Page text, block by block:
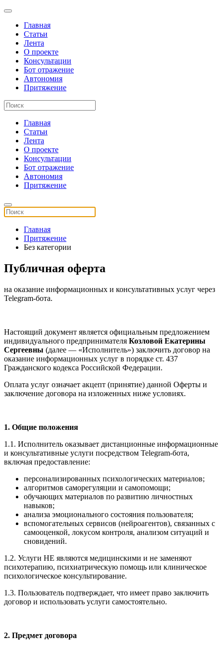
Главная
Статьи
Лента
О проекте
Консультации
Бот отражение
Автономия
Притяжение
Главная
Статьи
Лента
О проекте
Консультации
Бот отражение
Автономия
Притяжение
Главная
Притяжение
Без категории
Публичная оферта
на оказание информационных и консультативных услуг через
Telegram-бота.
Настоящий документ является официальным предложением
индивидуального предпринимателя Козловой Екатерины
Сергеевны (далее — «Исполнитель») заключить договор на
оказание информационных услуг в порядке ст. 437
Гражданского кодекса Российской Федерации.
Оплата услуг означает акцепт (принятие) данной Оферты и
заключение договора на изложенных ниже условиях.
1. Общие положения
1.1. Исполнитель оказывает дистанционные информационные
и консультативные услуги посредством Telegram-бота,
включая предоставление:
персонализированных психологических материалов;
алгоритмов саморегуляции и самопомощи;
обучающих материалов по развитию личностных
навыков;
анализа эмоционального состояния пользователя;
вспомогательных сервисов (нейроагентов), связанных с
самооценкой, локусом контроля, анализом ситуаций и
сновидений.
1.2. Услуги НЕ являются медицинскими и не заменяют
психотерапию, психиатрическую помощь или клиническое
психологическое консультирование.
1.3. Пользователь подтверждает, что имеет право заключить
договор и использовать услуги самостоятельно.
2. Предмет договора